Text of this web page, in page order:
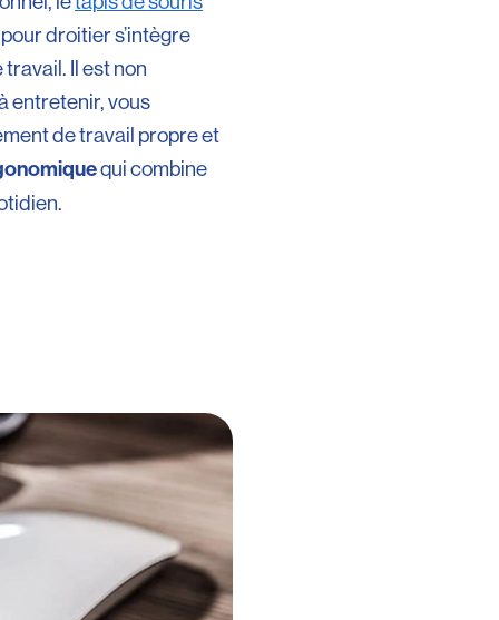
droitier s’intègre
Il est non
entretenir, vous
de travail propre et
qui combine